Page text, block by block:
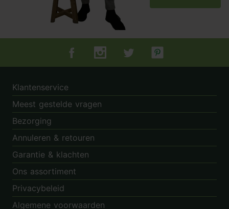
Tuincentrum.nl op Facebook
Tuincentrum.nl op Instagram
Tuincentrum.nl op Twitter
Tuincentrum.nl op
Klantenservice
Meest gestelde vragen
Bezorging
Annuleren & retouren
Garantie & klachten
Ons assortiment
Privacybeleid
Algemene voorwaarden